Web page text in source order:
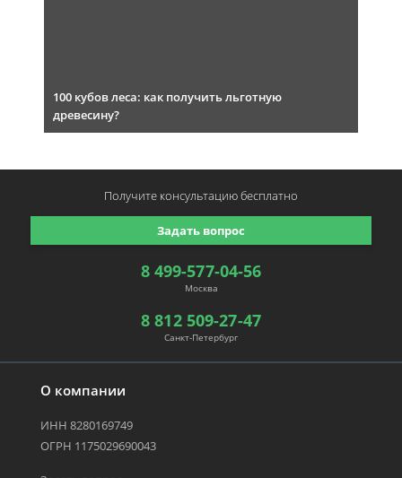
100 кубов леса: как получить льготную
древесину?
О компании
ИНН 8280169749
ОГРН 1175029690043
8 499-577-04-56
Москва
8 812 509-27-47
Санкт-Петербург
Задать вопрос
Получите консультациюбесплатно